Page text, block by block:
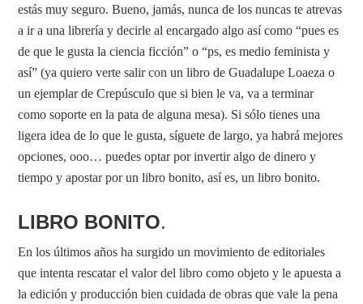
estás muy seguro. Bueno, jamás, nunca de los nuncas te atrevas
a ir a una librería y decirle al encargado algo así como “pues es
de que le gusta la ciencia ficción” o “ps, es medio feminista y
así” (ya quiero verte salir con un libro de Guadalupe Loaeza o
un ejemplar de Crepúsculo que si bien le va, va a terminar
como soporte en la pata de alguna mesa). Si sólo tienes una
ligera idea de lo que le gusta, síguete de largo, ya habrá mejores
opciones, ooo… puedes optar por invertir algo de dinero y
tiempo y apostar por un libro bonito, así es, un libro bonito.
LIBRO BONITO.
En los últimos años ha surgido un movimiento de editoriales
que intenta rescatar el valor del libro como objeto y le apuesta a
la edición y producción bien cuidada de obras que vale la pena